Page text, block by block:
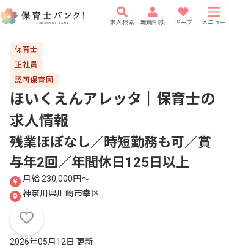
求人検索 転職相談 キープ メニュー
保育士
正社員
認可保育園
ほいくえんアレッタ｜保育士の
求人情報
残業ほぼなし／時短勤務も可／賞
与年2回／年間休日125日以上
月給 230,000円〜
神奈川県川崎市幸区
2026年05月12日 更新